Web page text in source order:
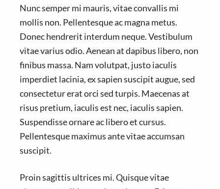
Nunc semper mi mauris, vitae convallis mi
mollis non. Pellentesque ac magna metus.
Donec hendrerit interdum neque. Vestibulum
vitae varius odio. Aenean at dapibus libero, non
finibus massa. Nam volutpat, justo iaculis
imperdiet lacinia, ex sapien suscipit augue, sed
consectetur erat orci sed turpis. Maecenas at
risus pretium, iaculis est nec, iaculis sapien.
Suspendisse ornare ac libero et cursus.
Pellentesque maximus ante vitae accumsan
suscipit.
Proin sagittis ultrices mi. Quisque vitae